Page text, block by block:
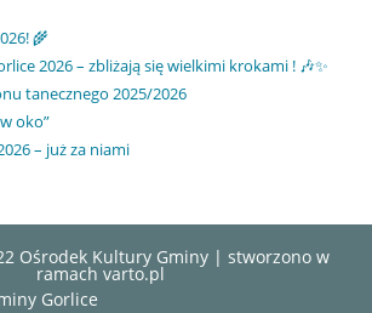
🌾
2026 – zbliżają się wielkimi krokami ! 🎶✨
tanecznego 2025/2026
oko”
– już za niami
Ośrodek Kultury Gminy | stworzono w
ramach varto.pl
Gorlice